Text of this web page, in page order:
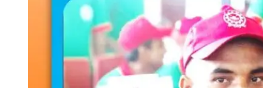
From
Kolkata